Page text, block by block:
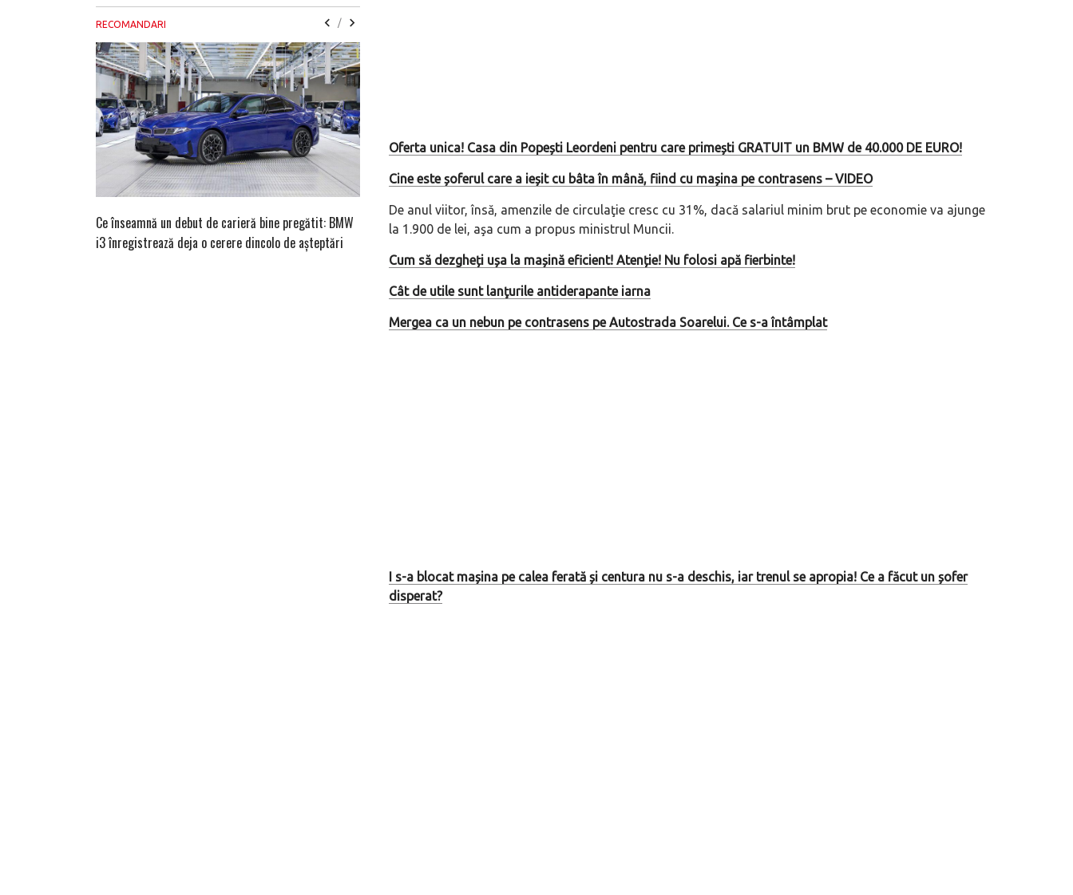
Oferta unica! Casa din Popești Leordeni pentru care primești GRATUIT un BMW de 40.000 DE EURO!
Cine este șoferul care a ieșit cu bâta în mână, fiind cu mașina pe contrasens – VIDEO
De anul viitor, însă, amenzile de circulaţie cresc cu 31%, dacă salariul minim brut pe economie va ajunge
la 1.900 de lei, aşa cum a propus ministrul Muncii.
Cum să dezgheți ușa la mașină eficient! Atenție! Nu folosi apă fierbinte!
Cât de utile sunt lanţurile antiderapante iarna
Mergea ca un nebun pe contrasens pe Autostrada Soarelui. Ce s-a întâmplat
I s-a blocat mașina pe calea ferată și centura nu s-a deschis, iar trenul se apropia! Ce a făcut un șofer
disperat?
RECOMANDARI /
Ce înseamnă un debut de carieră bine pregătit: BMW
i3 înregistrează deja o cerere dincolo de așteptări
Versiune MINI Countryman încă nelansată oficial, dată
pe mâna fetelor în competiția off-road Rebelle Rally
Pentru cine știe ceva avioane, numele Hennessey
altfel!
Prima sportivă cu motor central a